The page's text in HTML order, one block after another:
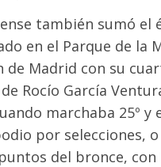
también sumó el
en el Parque de la
de Madrid con su
Rocío García
marchaba 25º
por selecciones,
del bronce,